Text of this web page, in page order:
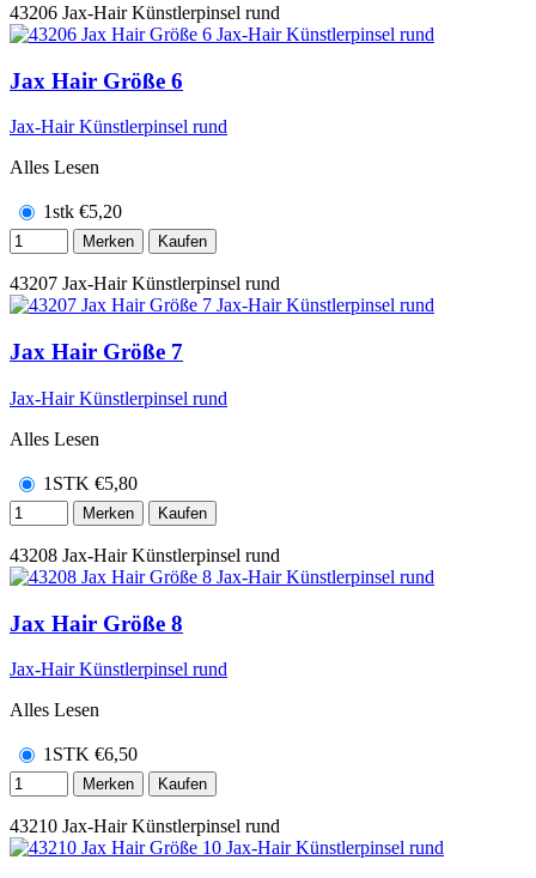
43206 Jax-Hair Künstlerpinsel rund
Jax Hair Größe 6
Jax-Hair Künstlerpinsel rund
Alles Lesen
1stk €5,20
Merken Kaufen
43207 Jax-Hair Künstlerpinsel rund
Jax Hair Größe 7
Jax-Hair Künstlerpinsel rund
Alles Lesen
1STK €5,80
Merken Kaufen
43208 Jax-Hair Künstlerpinsel rund
Jax Hair Größe 8
Jax-Hair Künstlerpinsel rund
Alles Lesen
1STK €6,50
Merken Kaufen
43210 Jax-Hair Künstlerpinsel rund